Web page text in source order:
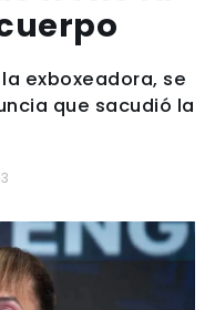
exboxeadora, se
que sacudió la